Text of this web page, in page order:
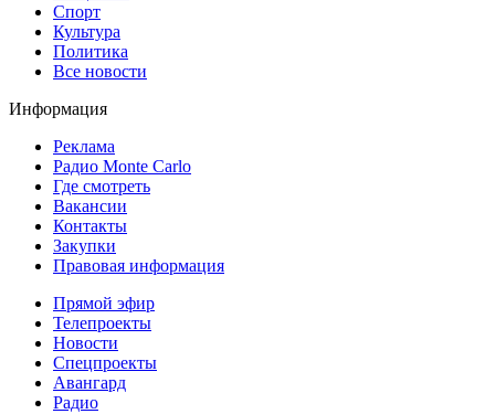
Спорт
Культура
Политика
Все новости
Информация
Реклама
Радио Monte Carlo
Где смотреть
Вакансии
Контакты
Закупки
Правовая информация
Прямой эфир
Телепроекты
Новости
Спецпроекты
Авангард
Радио